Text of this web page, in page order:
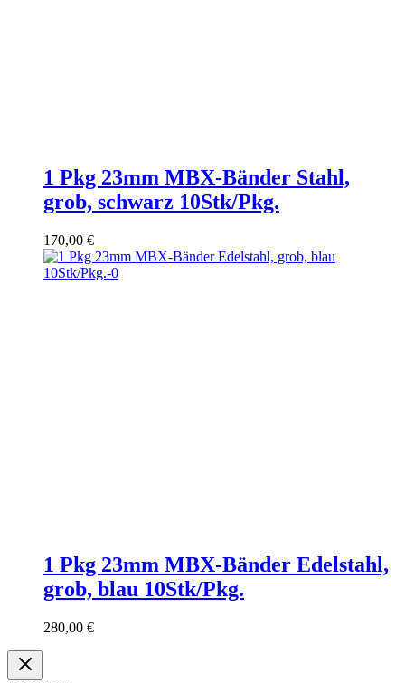
1 Pkg 23mm MBX-Bänder Stahl,
grob, schwarz 10Stk/Pkg.
170,00 €
1 Pkg 23mm MBX-Bänder Edelstahl,
grob, blau 10Stk/Pkg.
280,00 €